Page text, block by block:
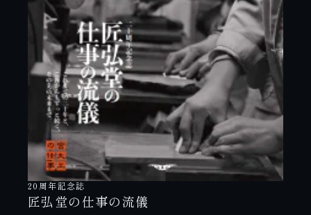
20周年記念誌
匠弘堂の仕事の流儀